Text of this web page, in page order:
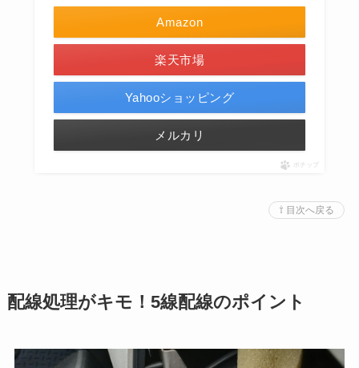
Amazon
楽天市場
Yahooショッピング
メルカリ
ポチップ
⇧ 目次へ戻る
配線処理がキモ！5線配線のポイント